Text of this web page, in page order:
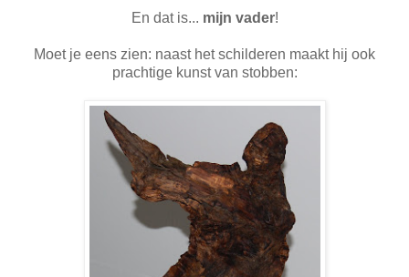
En dat is... mijn vader!
Moet je eens zien: naast het schilderen maakt hij ook
prachtige kunst van stobben: